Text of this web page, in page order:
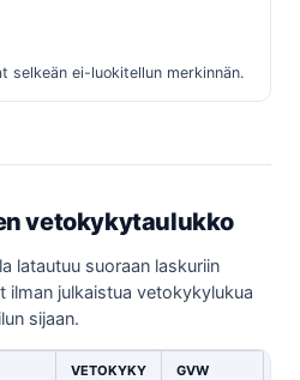
selkeän ei-luokitellun merkinnän.
vetokykytaulukko
latautuu suoraan laskuriin
ilman julkaistua vetokykylukua
sijaan.
VETOKYKY GVW